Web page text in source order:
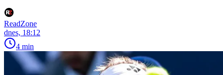
ReadZone
dnes, 18:12
4 min